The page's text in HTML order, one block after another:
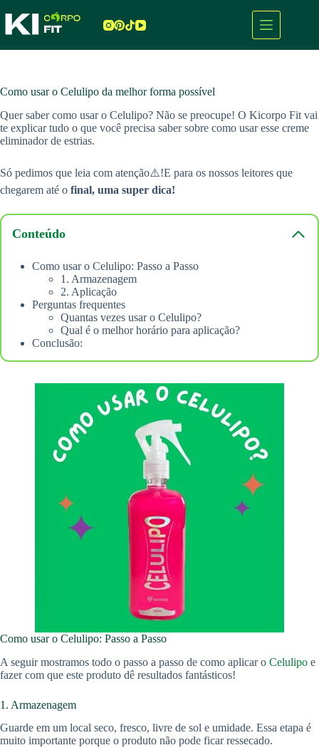
para
Como usar o Celulipo da melhor forma possível
Quer saber como usar o Celulipo? Não se preocupe! O Kicorpo Fit vai
te explicar tudo o que você precisa saber sobre como usar esse creme
eliminador de estrias.
Só pedimos que leia com atenção⚠️!E para os nossos leitores que
chegarem até o final, uma super dica!
Conteúdo
Como usar o Celulipo: Passo a Passo
1. Armazenagem
2. Aplicação
Perguntas frequentes
Quantas vezes usar o Celulipo?
Qual é o melhor horário para aplicação?
Conclusão:
Como usar o Celulipo: Passo a Passo
A seguir mostramos todo o passo a passo de como aplicar o Celulipo e
fazer com que este produto dê resultados fantásticos!
1. Armazenagem
Guarde em um local seco, fresco, livre de sol e umidade. Essa etapa é
muito importante porque o produto não pode ficar ressecado.